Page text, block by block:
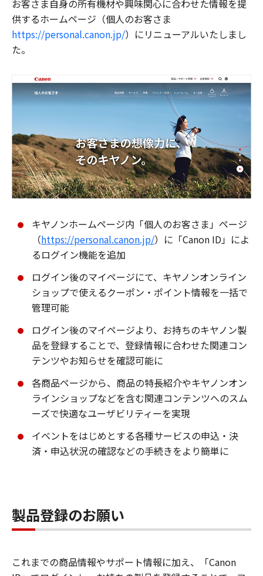
お客さま自身の所有機材や興味関心に合わせた情報を提
供するホームページ（個人のお客さま
https://personal.canon.jp/）にリニューアルいたしまし
た。
キヤノンホームページ内「個人のお客さま」ページ
（https://personal.canon.jp/）に「Canon ID」によ
るログイン機能を追加
ログイン後のマイページにて、キヤノンオンライン
ショップで使えるクーポン・ポイント情報を一括で
管理可能
ログイン後のマイページより、お持ちのキヤノン製
品を登録することで、登録情報に合わせた関連コン
テンツやお知らせを確認可能に
各商品ページから、商品の特長紹介やキヤノンオン
ラインショップなどを含む関連コンテンツへのスム
ーズで快適なユーザビリティーを実現
イベントをはじめとする各種サービスの申込・決
済・申込状況の確認などの手続きをより簡単に
製品登録のお願い
これまでの商品情報やサポート情報に加え、「Canon